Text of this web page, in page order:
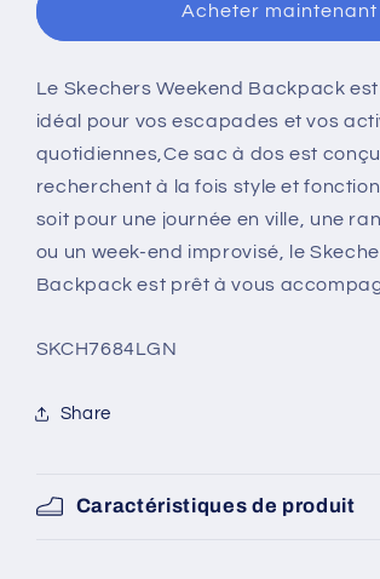
Acheter maintenant
Le Skechers Weekend Backpack
idéal pour vos escapades et vos
quotidiennes,Ce sac à dos est
recherchent à la fois style et
soit pour une journée en ville, une
ou un week-end improvisé, le
Backpack est prêt à vous
SKU:
SKCH7684LGN
Share
Caractéristiques de produit